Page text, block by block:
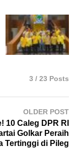
3 / 23 Posts
OLDER POST
10 Caleg DPR RI
Golkar Peraih
Tertinggi di Pileg